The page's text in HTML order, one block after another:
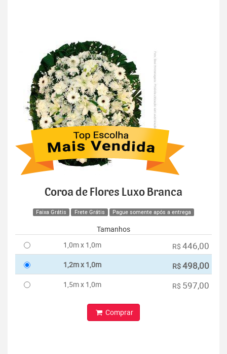
Coroa de Flores Luxo Branca
Faixa Grátis Frete Grátis Pague somente após a entrega
Tamanhos
1,0m x 1,0m
R$ 446,00
1,2m x 1,0m R$498,00
1,5m x 1,0m R$ 597,00
Comprar